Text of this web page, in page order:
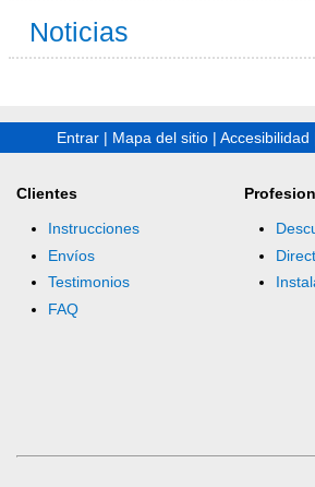
Noticias
Entrar | Mapa del sitio | Accesibilidad
Clientes
Instrucciones
Envíos
Testimonios
FAQ